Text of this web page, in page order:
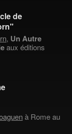
de
, Un Autre
aux éditions
à Rome au